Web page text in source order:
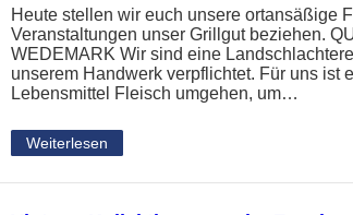
Heute stellen wir euch unsere ortansäßige
Veranstaltungen unser Grillgut beziehen.
WEDEMARK Wir sind eine
unserem Handwerk verpflichtet. Für uns ist
Lebensmittel Fleisch umgehen, um…
Weiterlesen